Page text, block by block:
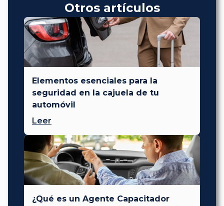
Otros artículos
Elementos esenciales para la
seguridad en la cajuela de tu
automóvil
Leer
¿Qué es un Agente Capacitador